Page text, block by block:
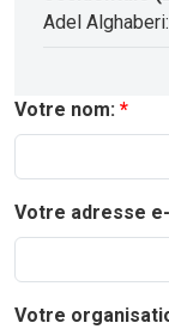
Adel
Votre nom:
Votre adresse
Votre